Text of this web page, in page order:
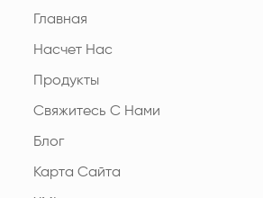
Главная
Насчет Нас
Продукты
Свяжитесь С Нами
Блог
Карта Сайта